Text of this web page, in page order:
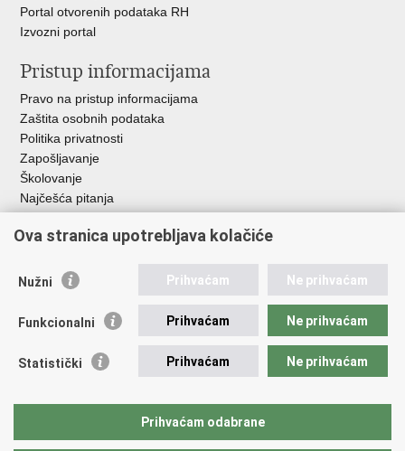
Portal otvorenih podataka RH
Izvozni portal
Pristup informacijama
Pravo na pristup informacijama
Zaštita osobnih podataka
Politika privatnosti
Zapošljavanje
Školovanje
Najčešća pitanja
Važne poveznice
EMN Nacionalna kontaktna točka za Republiku Hrvatsku
Policijska akademija
Zaklada policijske solidarnosti
Udruge
Ova stranica upotrebljava kolačiće
Nužni Prihvaćam Ne prihvaćam
Funkcionalni Prihvaćam Ne prihvaćam
Statistički Prihvaćam Ne prihvaćam
Prihvaćam odabrane